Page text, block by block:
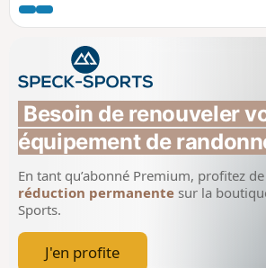
des moulins de Touzelles et du Petit
le moulin de Rouchat. Par le passé, ce
essentiel pour Saint-Amand car il
château de Montrond, puis celles de
Amand-sous-Montrond.
Besoin de renouveler
équipement de
En tant qu’abonné Premium, profitez de
réduction permanente sur la
Sports.
J'en profite